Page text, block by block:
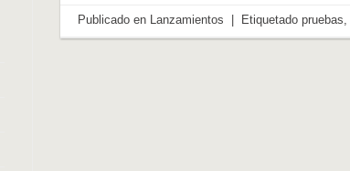
Publicado en Lanzamientos Etiquetado pruebas,